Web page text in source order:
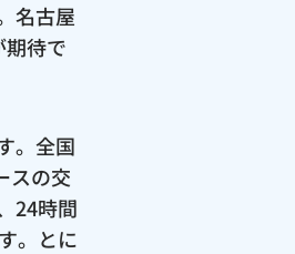
名古屋
待で
。全国
スの交
24時間
。とに